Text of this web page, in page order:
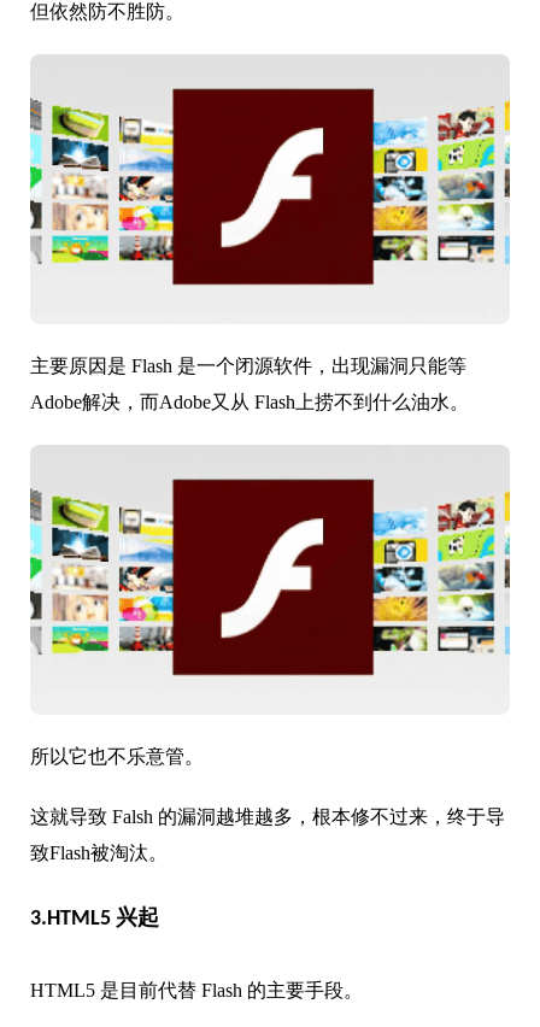
但依然防不胜防。
主要原因是 Flash 是一个闭源软件，出现漏洞只能等
Adobe解决，而Adobe又从 Flash上捞不到什么油水。
所以它也不乐意管。
这就导致 Falsh 的漏洞越堆越多，根本修不过来，终于导
致Flash被淘汰。
3.HTML5 兴起
HTML5 是目前代替 Flash 的主要手段。